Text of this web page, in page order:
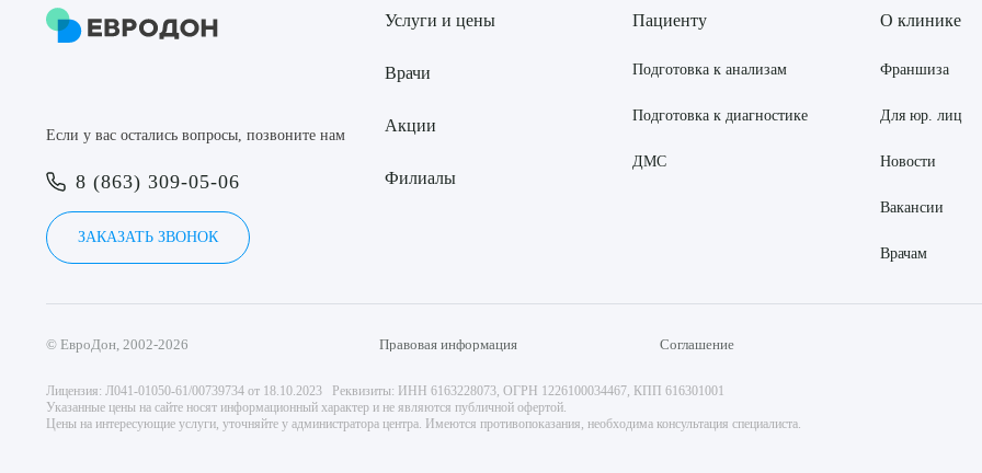
Если у вас остались вопросы, позвоните нам
8 (863) 309-05-06
ЗАКАЗАТЬ ЗВОНОК
Услуги и цены
Врачи
Акции
Филиалы
Пациенту
Подготовка к анализам
Подготовка к диагностике
ДМС
О клинике
Франшиза
Для юр. лиц
Новости
Вакансии
Врачам
© ЕвроДон, 2002-2026 Правовая информация Соглашение
Лицензия: Л041-01050-61/00739734 от 18.10.2023 Реквизиты: ИНН 6163228073, ОГРН 1226100034467, КПП 616301001
Указанные цены на сайте носят информационный характер и не являются публичной офертой.
Цены на интересующие услуги, уточняйте у администратора центра. Имеются противопоказания, необходима консультация специалиста.